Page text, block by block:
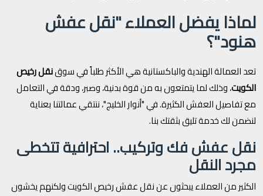
لماذا يفضل العملاء "نقل عفش
هنود"؟
تعد العمالة الهندية والباكستانية هي الأكثر طلباً في سوقنقل رخيص
الكويت، وذلك لما يتمتعون به من قوة بدنية، وصبر، ودقة في التعامل
مع تفاصيل العفش الكثيرة. في "أنوار الخليج"، ننتقي عمالتنا بعناية
لنضمن لك خدمة تليق بثقتك بنا.
نقل عفش فك وتركيب.. احترافية تتخطى
مجرد النقل
الكثير من العملاء يبحثون عن نقل عفش رخيص الكويت ولكنهم يخشون